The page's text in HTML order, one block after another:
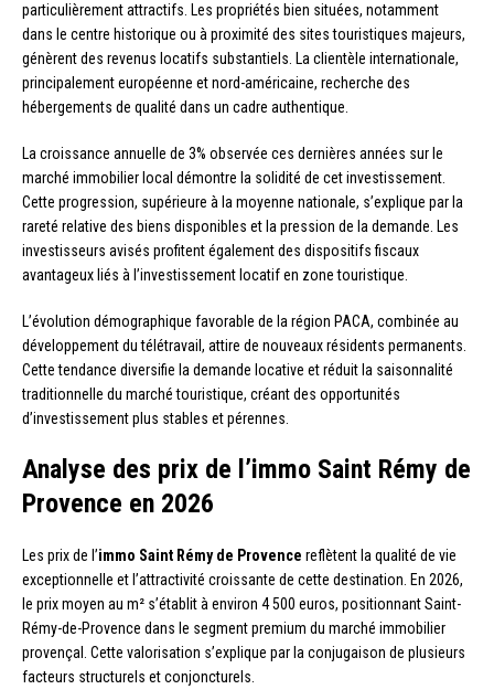
particulièrement attractifs. Les propriétés bien situées, notamment
dans le centre historique ou à proximité des sites touristiques majeurs,
génèrent des revenus locatifs substantiels. La clientèle internationale,
principalement européenne et nord-américaine, recherche des
hébergements de qualité dans un cadre authentique.
La croissance annuelle de 3% observée ces dernières années sur le
marché immobilier local démontre la solidité de cet investissement.
Cette progression, supérieure à la moyenne nationale, s’explique par la
rareté relative des biens disponibles et la pression de la demande. Les
investisseurs avisés profitent également des dispositifs fiscaux
avantageux liés à l’investissement locatif en zone touristique.
L’évolution démographique favorable de la région PACA, combinée au
développement du télétravail, attire de nouveaux résidents permanents.
Cette tendance diversifie la demande locative et réduit la saisonnalité
traditionnelle du marché touristique, créant des opportunités
d’investissement plus stables et pérennes.
Analyse des prix de l’immo Saint Rémy de
Provence en 2026
Les prix de l’immo Saint Rémy de Provence reflètent la qualité de vie
exceptionnelle et l’attractivité croissante de cette destination. En 2026,
le prix moyen au m² s’établit à environ 4 500 euros, positionnant Saint-
Rémy-de-Provence dans le segment premium du marché immobilier
provençal. Cette valorisation s’explique par la conjugaison de plusieurs
facteurs structurels et conjoncturels.